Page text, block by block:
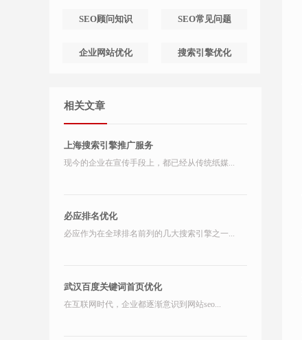
SEO顾问知识 SEO常见问题
企业网站优化 搜索引擎优化
相关文章
上海搜索引擎推广服务
现今的企业在宣传手段上，都已经从传统纸媒...
必应排名优化
必应作为在全球排名前列的几大搜索引擎之一...
武汉百度关键词首页优化
在互联网时代，企业都逐渐意识到网站seo...